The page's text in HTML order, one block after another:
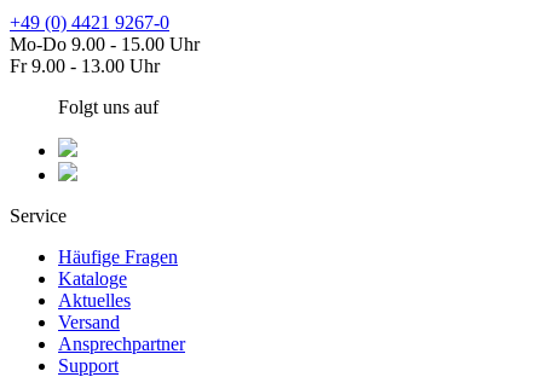
+49 (0) 4421 9267-0
Mo-Do 9.00 - 15.00 Uhr
Fr 9.00 - 13.00 Uhr
Folgt uns auf
Service
Häufige Fragen
Kataloge
Aktuelles
Versand
Ansprechpartner
Support